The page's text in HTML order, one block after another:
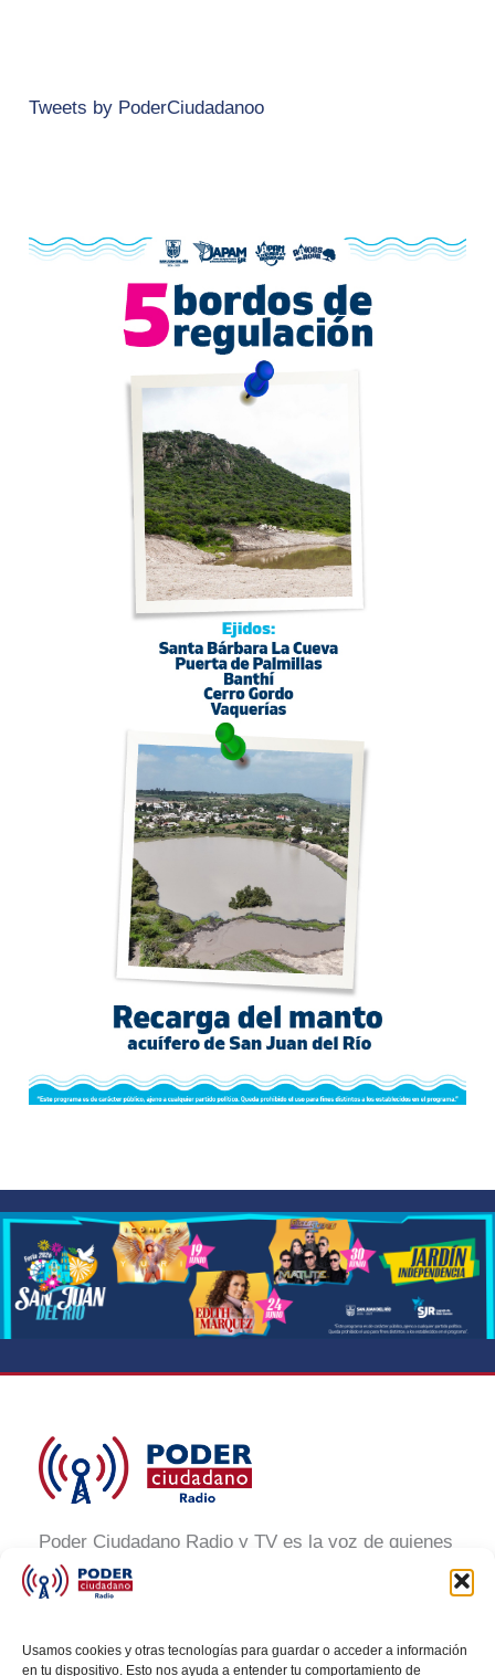
Usamos cookies y otras tecnologías para guardar o acceder a información
en tu dispositivo. Esto nos ayuda a entender tu comportamiento de
Tweets by PoderCiudadanoo
Poder Ciudadano Radio y TV es la voz de quienes
buscan un México informado y participativo.
Nuestro compromiso es conectar con la
transformación social a través de noticias claras,